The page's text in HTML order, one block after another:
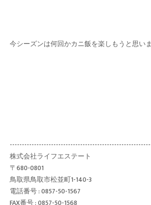
今シーズンは何回かカニ飯を楽しもうと思い
株式会社ライフエステート
〒680-0801
鳥取県鳥取市松並町1-140-3
電話番号 : 0857-50-1567